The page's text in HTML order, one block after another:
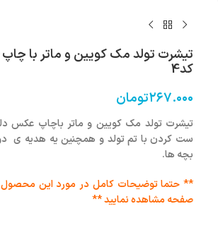
تیشرت تولد مک کویین و ماتر با
کد4
۲۶۷.۰۰۰تومان
تیشرت تولد مک کویین و ماتر باچاپ عکس
ست کردن با تم تولد و همچنین یه هدیه ی
بچه ها.
** حتما توضیحات کامل در مورد این محصول
صفحه مشاهده نمایید **